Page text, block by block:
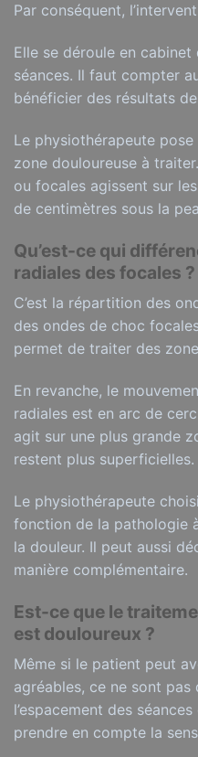
Par conséquent,
Elle se déroule en
séances. Il faut compter
bénéficier des résultats
Le physiothérapeute
zone douloureuse à
ou focales agissent sur
de centimètres sous la
Qu’est-ce qui
radiales des focales ?
C’est la répartition des
des ondes de choc
permet de traiter des
En revanche, le
radiales est en arc de
agit sur une plus grande
restent plus superficielles.
Le physiothérapeute
fonction de la pathologie
la douleur. Il peut aussi
manière complémentaire.
Est-ce que le
est douloureux ?
Même si le patient peut
agréables, ce ne sont
l’espacement des
prendre en compte la